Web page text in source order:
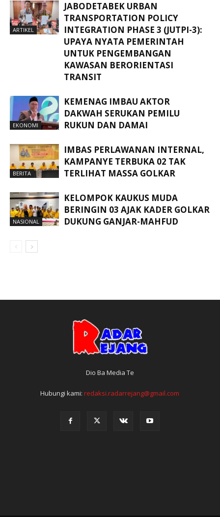
ARTIKEL
JABODETABEK URBAN
TRANSPORTATION POLICY
INTEGRATION PHASE 3 (JUTPI-3):
UPAYA NYATA PEMERINTAH
UNTUK PENGEMBANGAN
KAWASAN BERORIENTASI
TRANSIT
EKONOMI
KEMENAG IMBAU AKTOR
DAKWAH SERUKAN PEMILU
RUKUN DAN DAMAI
BERITA
IMBAS PERLAWANAN INTERNAL,
KAMPANYE TERBUKA 02 TAK
TERLIHAT MASSA GOLKAR
NASIONAL
KELOMPOK KAUKUS MUDA
BERINGIN 03 AJAK KADER GOLKAR
DUKUNG GANJAR-MAHFUD
Dio Ba Media Te
Hubungi kami:redaksi.radarrejang@gmail.com